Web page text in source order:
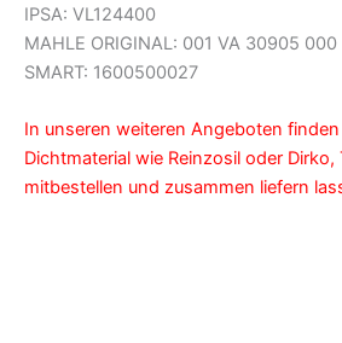
IPSA: VL124400
MAHLE ORIGINAL: 001 VA 30905 000
SMART: 1600500027
In unseren weiteren Angeboten finden
Dichtmaterial wie Reinzosil oder
mitbestellen und zusammen liefern